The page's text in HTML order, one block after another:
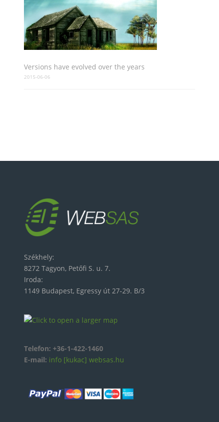
Versions have evolved over the years
2015-06-06
Székhely:
8272 Tagyon, Petőfi S. u. 7.
Iroda:
1149 Budapest, Egressy út 27-29. B/3
Telefon: +36-1-422-1460
E-mail: info [kukac] websas.hu